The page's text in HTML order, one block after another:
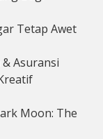
Tetap Awet
Asuransi
Moon: The